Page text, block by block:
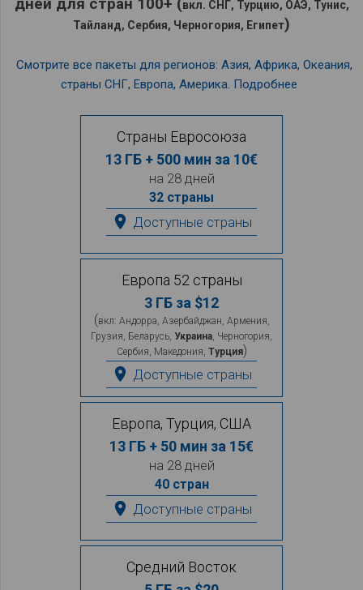
вкл. СНГ, Турцию, ОАЭ, Тунис,
Тайланд, Сербия, Черногория, Египет)
Смотрите все пакеты для регионов: Азия, Африка, Океания,
страны СНГ, Европа, Америка. Подробнее
Страны Евросоюза
13 ГБ + 500 мин за 10€
на 28 дней
32 страны
place Доступные страны
Европа 52 страны
3 ГБ за $12
(вкл: Андорра, Азербайджан, Армения,
Грузия, Беларусь, Украина , Черногория,
Сербия, Македония, Турция)
place Доступные страны
Европа, Турция, США
13 ГБ + 50 мин за 15€
на 28 дней
40 стран
place Доступные страны
Средний Восток